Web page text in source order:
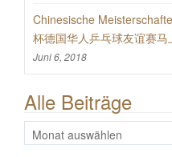
Chinesische
杯德国华人乒乓球友谊赛马
Juni 6, 2018
Alle Beiträge
Alle
Beiträge